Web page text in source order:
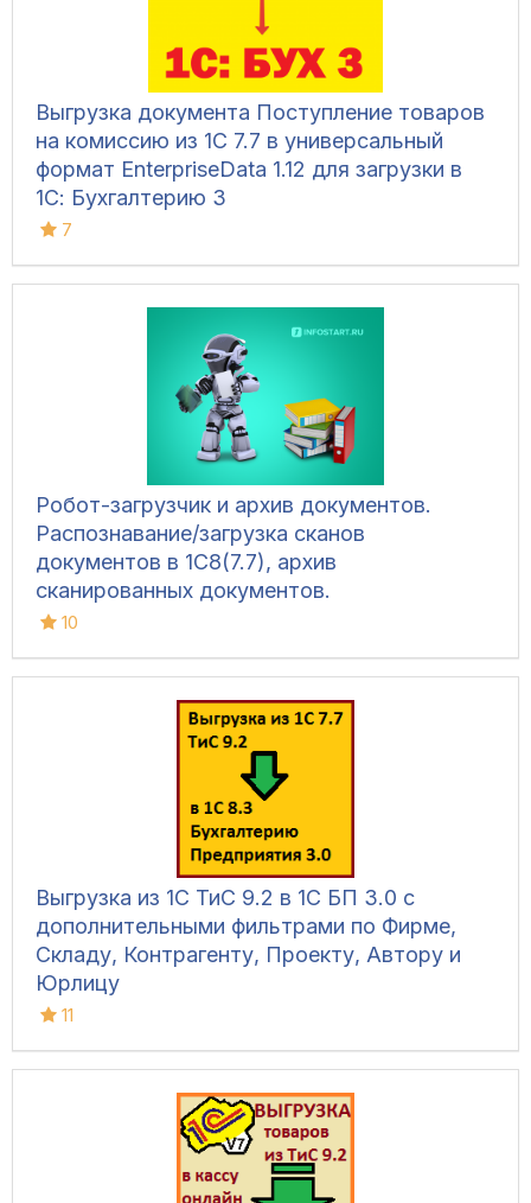
Выгрузка документа Поступление товаров
на комиссию из 1С 7.7 в универсальный
формат EnterpriseData 1.12 для загрузки в
1С: Бухгалтерию 3
7
Робот-загрузчик и архив документов.
Распознавание/загрузка сканов
документов в 1С8(7.7), архив
сканированных документов.
10
Выгрузка из 1С ТиС 9.2 в 1С БП 3.0 с
дополнительными фильтрами по Фирме,
Складу, Контрагенту, Проекту, Автору и
Юрлицу
11